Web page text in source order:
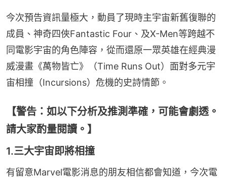
今次預告資訊量極大，動員了現時主宇宙新舊復聯的
成員、神奇四俠Fantastic Four、及X-Men等跨越不
同電影宇宙的角色陣容，從而還原一眾英雄在經典漫
威漫畫《萬物皆亡》（Time Runs Out）面對多元宇
宙相撞（Incursions）危機的史詩情節。
【警告：如以下分析及推測準確，可能會劇透。
請大家酌量閱讀。】
1.三大宇宙即將相撞
有留意Marvel電影消息的朋友相信都會知道，今次電